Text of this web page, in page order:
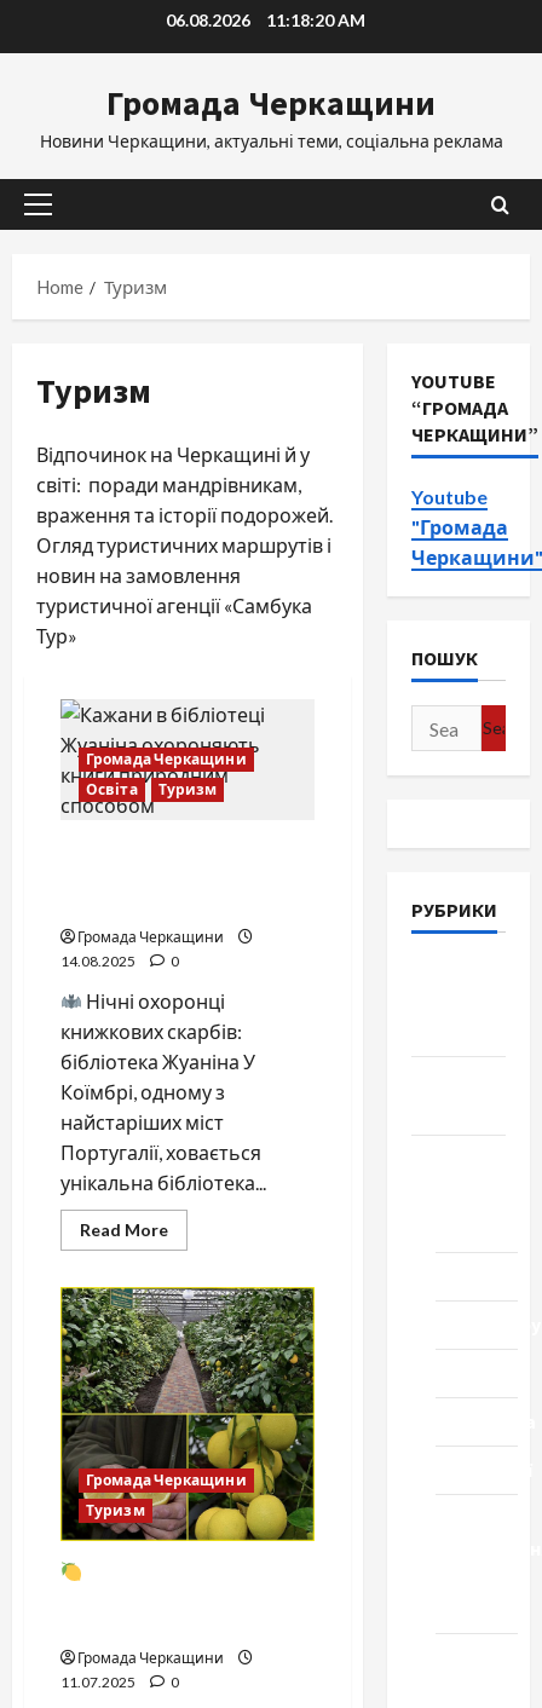
06.08.2026 11:18:21 AM
Громада Черкащини
Новини Черкащини, актуальні теми, соціальна реклама
Primary
Home
Туризм
Туризм
Відпочинок на Черкащині й у
світі: поради мандрівникам,
враження та історії подорожей.
Огляд туристичних маршрутів і
новин на замовлення
туристичної агенції «Самбука
Тур»
Громада Черкащини
Освіта
Туризм
Громада Черкащини
14.08.2025
0
Нічні охоронці
книжкових скарбів:
бібліотека Жуаніна У
Коїмбрі, одному з
найстаріших міст
Португалії, ховається
унікальна бібліотека...
Read MoreRead
more
охоронці
книжкових
скарбів:
бібліотека
Жуаніна
Громада Черкащини
Туризм
Громада Черкащини
11.07.2025
0
YOUTUBE
“ГРОМАДА
ЧЕРКАЩИНИ”
Youtube
"Громада
Черкащини"
ПОШУК
Search
for:
РУБРИКИ